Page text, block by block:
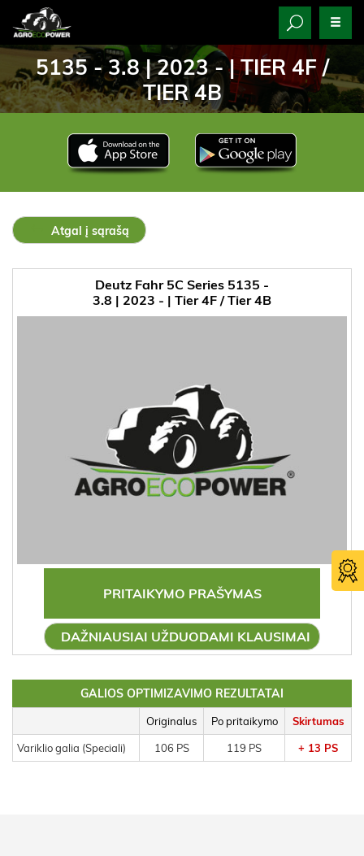
5135 - 3.8 | 2023 - | TIER 4F /
TIER 4B
Atgal į sąrašą
Deutz Fahr 5C Series 5135 -
3.8 | 2023 - | Tier 4F / Tier 4B
PRITAIKYMO PRAŠYMAS
DAŽNIAUSIAI UŽDUODAMI KLAUSIMAI
GALIOS OPTIMIZAVIMO REZULTATAI
Originalus Po pritaikymo Skirtumas
Variklio galia (Speciali) 106 PS 119 PS + 13 PS